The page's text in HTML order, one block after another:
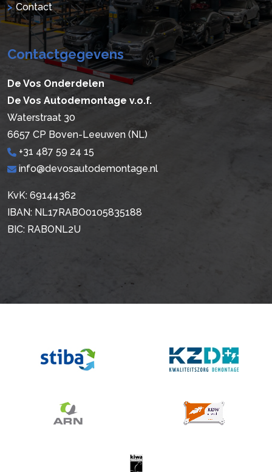
Contact
Contactgegevens
De Vos Onderdelen
De Vos Autodemontage v.o.f.
Waterstraat 30
6657 CP Boven-Leeuwen (NL)
+31 487 59 24 15
info@devosautodemontage.nl
KvK: 69144362
IBAN: NL17RABO0105835188
BIC: RABONL2U